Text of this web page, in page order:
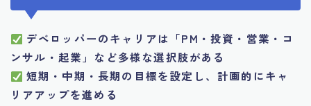
デベロッパーのキャリアは「PM・投資・営業・コ
ンサル・起業」など多様な選択肢がある
短期・中期・長期の目標を設定し、計画的にキャ
リアアップを進める